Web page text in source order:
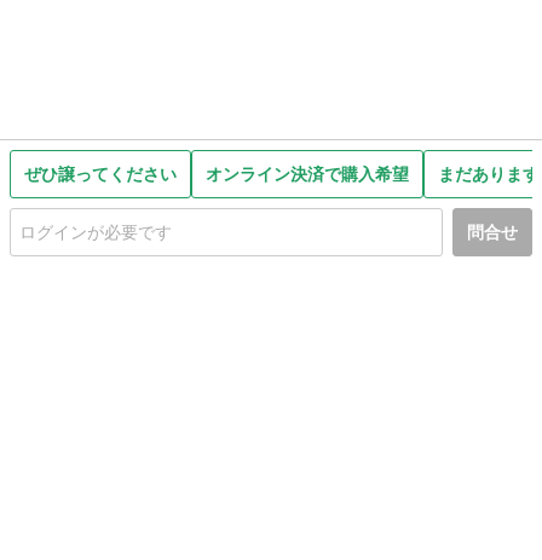
ぜひ譲ってください オンライン決済で購入希望 まだありま
問合せ